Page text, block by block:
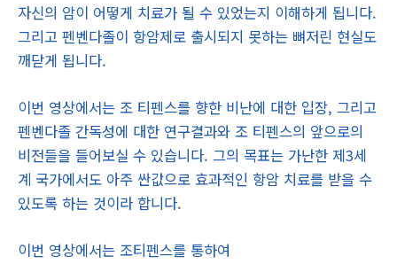
자신의 암이 어떻게 치료가 될 수 있었는지 이해하게 됩니다.
그리고 펜벤다졸이 항암제로 출시되지 못하는 뼈저린 현실도
깨닫게 됩니다.
이번 영상에서는 조 티펜스를 향한 비난에 대한 입장, 그리고
펜벤다졸 간독성에 대한 연구결과와 조 티펜스의 앞으로의
비전들을 들어보실 수 있습니다. 그의 목표는 가난한 제3세
계 국가에서도 아주 싼값으로 효과적인 항암 치료를 받을 수
있도록 하는 것이라 합니다.
이번 영상에서는 조티펜스를 통하여